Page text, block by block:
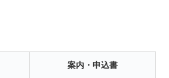
案内・申込書